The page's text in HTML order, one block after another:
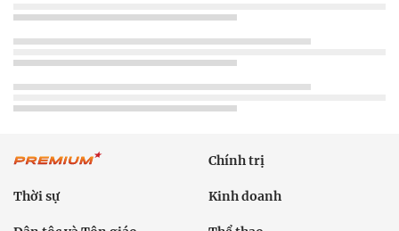
Chính trị
Thời sự Kinh doanh